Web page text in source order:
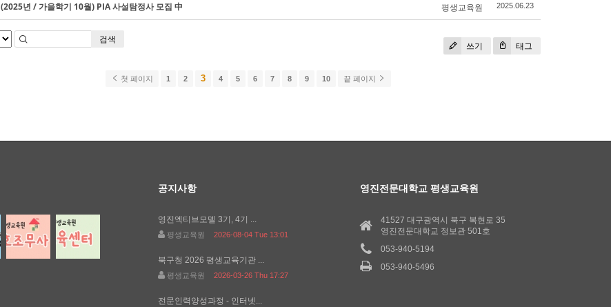
(2025년 / 가을학기 10월) PIA 사설탐정사 모집 中 평생교육원 2025.06.23
쓰기 태그
검색
첫 페이지 1 2 3 4 5 6 7 8 9 10 끝 페이지
공지사항
영진엑티브모델 3기, 4기 ...
평생교육원 2026-08-04 Tue 13:01
북구청 2026 평생교육기관 ...
평생교육원 2026-03-26 Thu 17:27
전문인력양성과정 - 인터넷...
영진전문대학교 평생교육원
41527 대구광역시 북구 복현로 35
영진전문대학교 정보관 501호
053-940-5194
053-940-5496